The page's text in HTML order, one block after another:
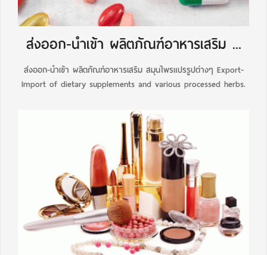
ส่งออก-นำเข้า ผลิตภัณฑ์อาหารเสริม ...
ส่งออก-นำเข้า ผลิตภัณฑ์อาหารเสริม สมุนไพรแปรรูปต่างๆ Export-
Import of dietary supplements and various processed herbs.